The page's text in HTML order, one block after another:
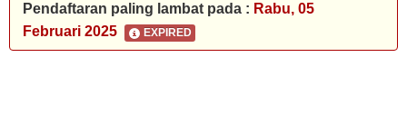
Pendaftaran paling lambat pada : Rabu, 05
Februari 2025
EXPIRED